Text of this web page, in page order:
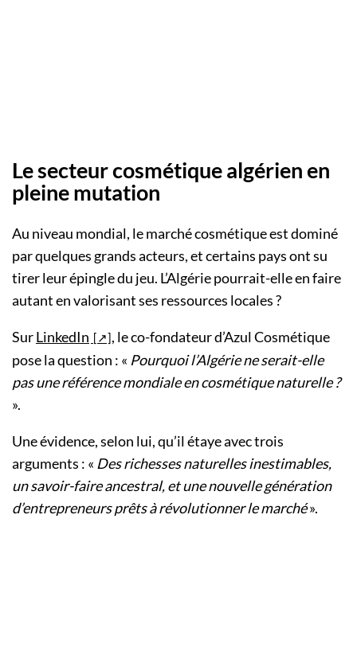
Le secteur cosmétique algérien en
pleine mutation
Au niveau mondial, le marché cosmétique est dominé
par quelques grands acteurs, et certains pays ont su
tirer leur épingle du jeu. L’Algérie pourrait-elle en faire
autant en valorisant ses ressources locales ?
SurLinkedIn
, le co-fondateur d’Azul Cosmétique
pose la question : « Pourquoi l’Algérie ne serait-elle
pas une référence mondiale en cosmétique naturelle ?
».
Une évidence, selon lui, qu’il étaye avec trois
arguments : « Des richesses naturelles inestimables,
un savoir-faire ancestral, et une nouvelle génération
d’entrepreneurs prêts à révolutionner le marché».